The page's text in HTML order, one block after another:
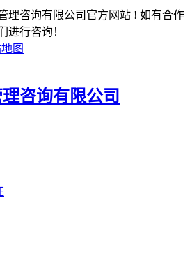
理咨询有限公司官方网站 ! 如有合作
进行咨询！
图
咨询有限公司